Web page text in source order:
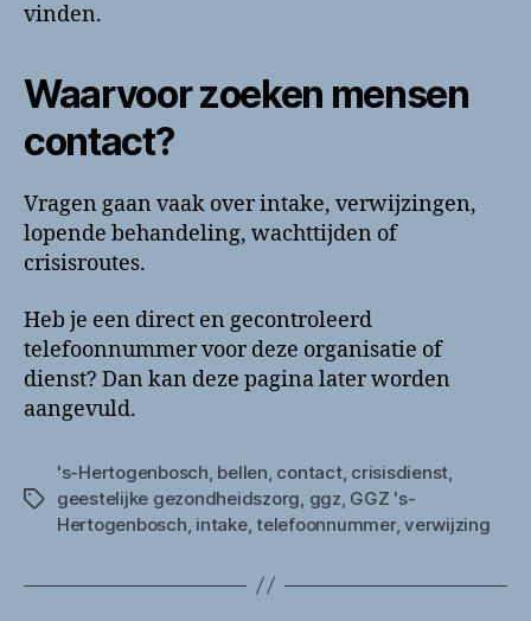
vinden.
Waarvoor zoeken mensen
contact?
Vragen gaan vaak over intake, verwijzingen,
lopende behandeling, wachttijden of
crisisroutes.
Heb je een direct en gecontroleerd
telefoonnummer voor deze organisatie of
dienst? Dan kan deze pagina later worden
aangevuld.
Tags
's-Hertogenbosch bellen contact, crisisdienst
geestelijke gezondheidszorg ggz GGZ 's-
Hertogenbosch intake,telefoonnummer,verwijzing